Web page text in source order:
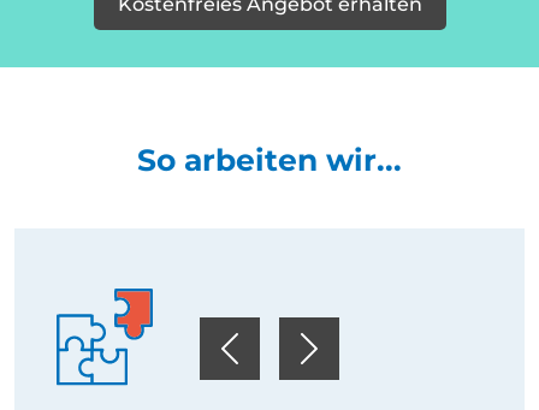
PreviousNext
Kostenfreies Angebot erhalten
So arbeiten wir...